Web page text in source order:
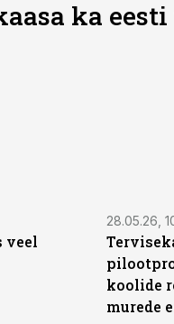
ka eesti
veel
28.05.26,
koolide
murede